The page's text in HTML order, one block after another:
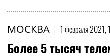
МОСКВА | 1 февраля 2021,
Более 5 тысяч